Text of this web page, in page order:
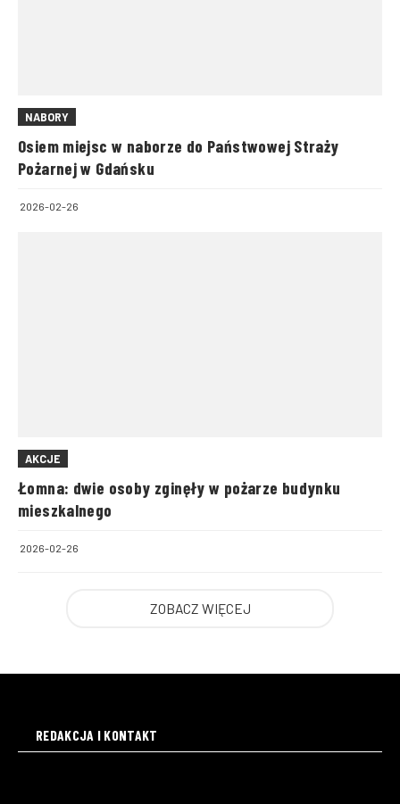
NABORY
Osiem miejsc w naborze do Państwowej Straży
Pożarnej w Gdańsku
2026-02-26
AKCJE
Łomna: dwie osoby zginęły w pożarze budynku
mieszkalnego
2026-02-26
ZOBACZ WIĘCEJ
REDAKCJA I KONTAKT